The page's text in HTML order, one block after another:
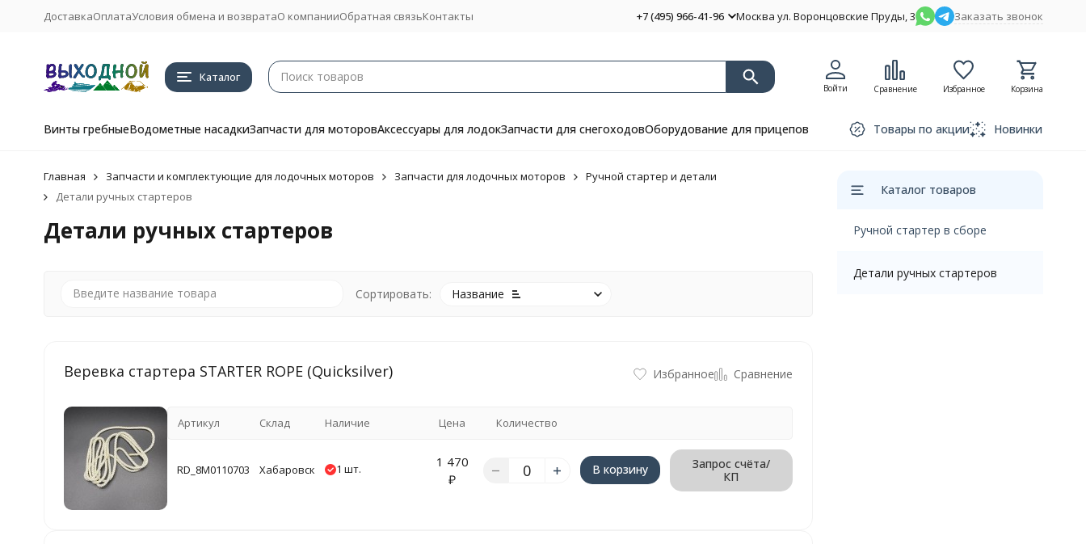
ДоставкаОплатаУсловия обмена и возвратаО компанииОбратная связьКонтакты +7 (495) 966-41-96 Москва ул. Воронцовские Пруды, 3 Заказать звонок
Каталог
Войти Сравнение Избранное Корзина
Винты гребныеВодометные насадкиЗапчасти для моторовАксессуары для лодокЗапчасти для снегоходовОборудование для прицепов Товары по акции Новинки
Главная Запчасти и комплектующие для лодочных моторов Запчасти для лодочных моторов
Ручной стартер и детали
Детали ручных стартеров
Детали ручных стартеров
Сортировать: Название
Веревка стартера STARTER ROPE (Quicksilver) Избранное Сравнение
Артикул Склад Наличие Цена Количество
RD_8M0110703 Хабаровск 1 шт.
1 470
₽
В корзину
Запрос счёта/
КП
Каталог товаров
Ручной стартер в сборе
Детали ручных стартеров